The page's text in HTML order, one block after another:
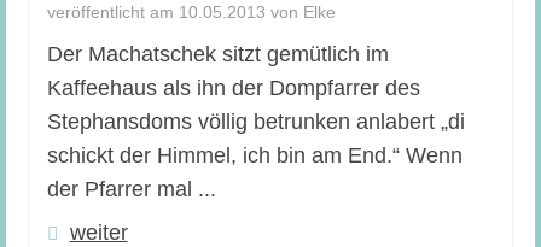
veröffentlicht am 10.05.2013 von Elke
Der Machatschek sitzt gemütlich im
Kaffeehaus als ihn der Dompfarrer des
Stephansdoms völlig betrunken anlabert „di
schickt der Himmel, ich bin am End.“ Wenn
der Pfarrer mal ...
weiter